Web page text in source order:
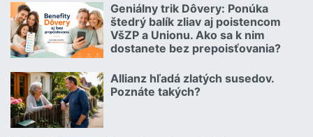
Geniálny trik Dôvery: Ponúka
štedrý balík zliav aj poistencom
VšZP a Unionu. Ako sa k nim
dostanete bez prepoisťovania?
06.07.2026 | | redakcia
Allianz hľadá zlatých susedov.
Poznáte takých?
08.07.2026 |